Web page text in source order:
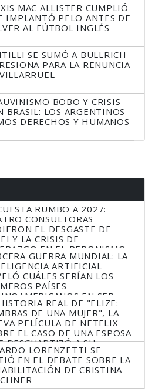
MAC ALLISTER CUMPLIÓ
IMPLANTÓ PELO ANTES DE
AL FÚTBOL INGLÉS
SE SUMÓ A BULLRICH
PARA LA RENUNCIA
BOBO Y CRISIS
BRASIL: LOS ARGENTINOS
DERECHOS Y HUMANOS
RUMBO A 2027:
CONSULTORAS
EL DESGASTE DE
Y LA CRISIS DE
EN EL PERONISMO
GUERRA MUNDIAL: LA
ARTIFICIAL
CUÁLES SERÍAN LOS
PAÍSES
EN SER
REAL DE "ELIZE:
DE UNA MUJER", LA
PELÍCULA DE NETFLIX
EL CASO DE UNA ESPOSA
DESCUARTIZÓ A SU
LORENZETTI SE
EN EL DEBATE SOBRE LA
DE CRISTINA